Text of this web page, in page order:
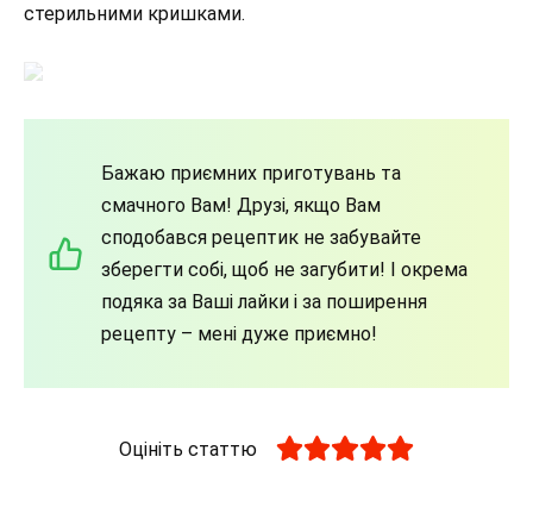
стерильними кришками.
Бажаю приємних приготувань та
смачного Вам! Друзі, якщо Вам
сподобався рецептик не забувайте
зберегти собі, щоб не загубити! І окрема
подяка за Ваші лайки і за поширення
рецепту – мені дуже приємно!
Оцініть статтю